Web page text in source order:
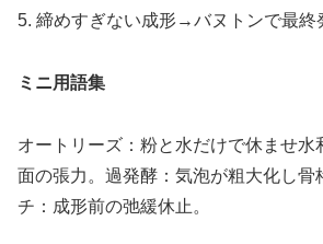
5. 締めすぎない成形→バヌトンで最終
ミニ用語集
オートリーズ：粉と水だけで休ませ水
面の張力。過発酵：気泡が粗大化し骨
チ：成形前の弛緩休止。